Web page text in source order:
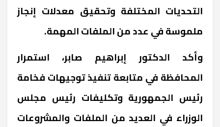
التحديات المختلفة وتحقيق معدلات إنجاز
ملموسة في عدد من الملفات المهمة.
وأكد الدكتور إبراهيم صابر، استمرار
المحافظة في متابعة تنفيذ توجيهات فخامة
رئيس الجمهورية وتكليفات رئيس مجلس
الوزراء في العديد من الملفات والمشروعات